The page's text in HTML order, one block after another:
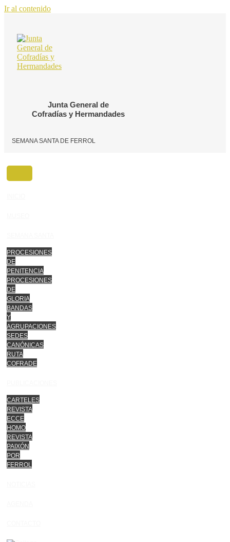
Ir al contenido
Junta General de
Cofradías y Hermandades
SEMANA SANTA DE FERROL
PROCESIONES
DE
PENITENCIA
PROCESIONES
DE
GLORIA
BANDAS
Y
AGRUPACIONES
SEDES
CANÓNICAS
RUTA
COFRADE
CARTELES
REVISTA
ECCE
HOMO
REVISTA
PAIXÓN
POR
FERROL